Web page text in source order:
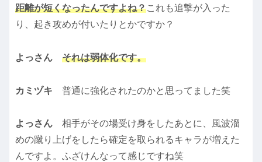
距離が短くなったんですよね？これも追撃が入った
り、起き攻めが付いたりとかですか？
よっさん それは弱体化です。
カミヅキ 普通に強化されたのかと思ってました笑
よっさん 相手がその場受け身をしたあとに、風波溜
めの蹴り上げをしたら確定を取られるキャラが増えた
んですよ。ふざけんなって感じですね笑